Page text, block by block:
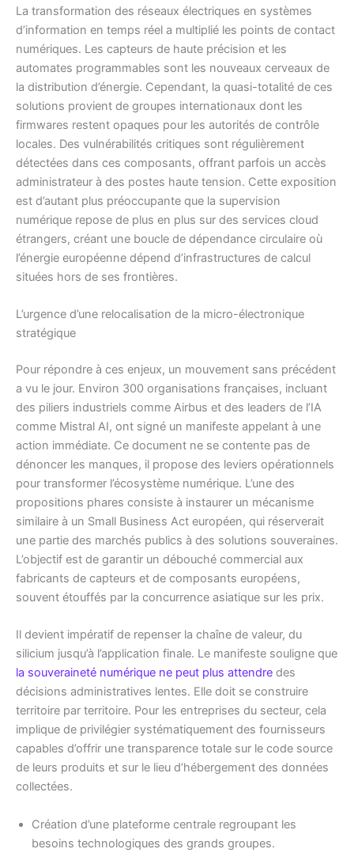
La transformation des réseaux électriques en systèmes
d’information en temps réel a multiplié les points de contact
numériques. Les capteurs de haute précision et les
automates programmables sont les nouveaux cerveaux de
la distribution d’énergie. Cependant, la quasi-totalité de ces
solutions provient de groupes internationaux dont les
firmwares restent opaques pour les autorités de contrôle
locales. Des vulnérabilités critiques sont régulièrement
détectées dans ces composants, offrant parfois un accès
administrateur à des postes haute tension. Cette exposition
est d’autant plus préoccupante que la supervision
numérique repose de plus en plus sur des services cloud
étrangers, créant une boucle de dépendance circulaire où
l’énergie européenne dépend d’infrastructures de calcul
situées hors de ses frontières.
L’urgence d’une relocalisation de la micro-électronique
stratégique
Pour répondre à ces enjeux, un mouvement sans précédent
a vu le jour. Environ 300 organisations françaises, incluant
des piliers industriels comme Airbus et des leaders de l’IA
comme Mistral AI, ont signé un manifeste appelant à une
action immédiate. Ce document ne se contente pas de
dénoncer les manques, il propose des leviers opérationnels
pour transformer l’écosystème numérique. L’une des
propositions phares consiste à instaurer un mécanisme
similaire à un Small Business Act européen, qui réserverait
une partie des marchés publics à des solutions souveraines.
L’objectif est de garantir un débouché commercial aux
fabricants de capteurs et de composants européens,
souvent étouffés par la concurrence asiatique sur les prix.
Il devient impératif de repenser la chaîne de valeur, du
silicium jusqu’à l’application finale. Le manifeste souligne que
la souveraineté numérique ne peut plus attendre des
décisions administratives lentes. Elle doit se construire
territoire par territoire. Pour les entreprises du secteur, cela
implique de privilégier systématiquement des fournisseurs
capables d’offrir une transparence totale sur le code source
de leurs produits et sur le lieu d’hébergement des données
collectées.
Création d’une plateforme centrale regroupant les
besoins technologiques des grands groupes.